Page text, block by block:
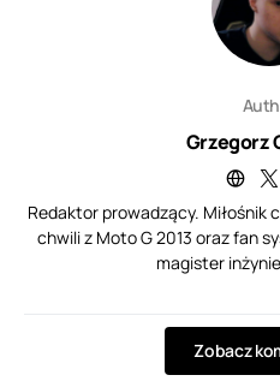
Grzegorz
Redaktor prowadzący. Miłośnik
chwili z Moto G 2013 oraz fan
magister
Zobacz